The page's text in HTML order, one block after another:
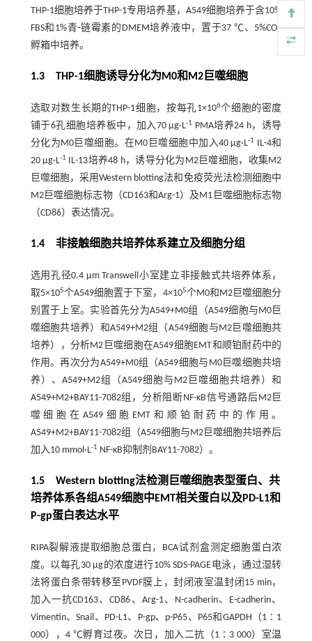
THP-1细胞培养于THP-1专用培养基，A549细胞培养于含10%
FBS和1%青-链霉素的DMEM培养液中，置于37 ℃、5%CO2
孵箱中培养。
1.3 THP-1细胞诱导分化为M0和M2巨噬细胞
选取对数生长期的THP-1细胞，按每孔1×106个细胞的密度
铺于6孔细胞培养板中，加入70 μg·L-1
PMA培养24 h，诱导
分化为M0巨噬细胞。在M0巨噬细胞中加入40 μg·L-1
IL-4和
20 μg·L-1
IL-13培养48 h，诱导分化为M2巨噬细胞，收集M2
巨噬细胞，采用Western blotting法和免疫荧光法检测细胞中
M2巨噬细胞标志物（CD163和Arg-1）及M1巨噬细胞标志物
（CD86）表达情况。
1.4 非接触细胞共培养体系建立及细胞分组
选用孔径0.4 µm Transwell小室建立非接触式共培养体系，
取5×105个A549细胞置于下室，4×105个M0和M2巨噬细胞分
别置于上室。实验首先分为A549+M0组（A549细胞与M0巨
噬细胞共培养）和A549+M2组（A549细胞与M2巨噬细胞共
培养），分析M2巨噬细胞在A549细胞EMT和顺铂耐药中的
作用。再次分为A549+M0组（A549细胞与M0巨噬细胞共培
养）、A549+M2组（A549细胞与M2巨噬细胞共培养）和
A549+M2+BAY11-7082组，分析阻断NF-κB信号通路后M2巨
噬细胞在A549细胞EMT和顺铂耐药中的作用。
A549+M2+BAY11-7082组（A549细胞与M2巨噬细胞共培养后
加入10 mmol·L-1 NF-κB抑制剂BAY11-7082）。
1.5 Western blotting法检测巨噬细胞表型蛋白、共
培养体系各组A549细胞中EMT相关蛋白以及PD-L1和
P-gp蛋白表达水平
RIPA裂解液提取细胞总蛋白，BCA试剂盒测定细胞蛋白浓
度。以每孔30 µg的浓度进行10% SDS-PAGE电泳，通过湿转
法将蛋白条带转移至PVDF膜上，封闭液室温封闭15 min，
加入一抗CD163、CD86、Arg-1、N-cadherin、E-cadherin、
Vimentin、Snail、PD-L1、P-gp、p-P65、P65和GAPDH（1∶1
000），4 ℃孵育过夜。次日，加入二抗（1∶3 000）室温